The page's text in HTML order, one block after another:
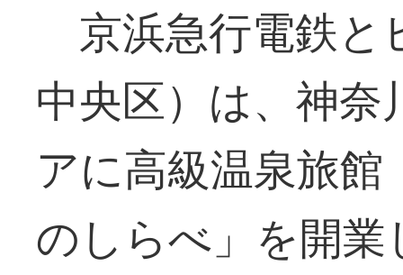
京浜急行電鉄と
中央区）は、神
アに高級温泉旅
のしらべ」を開